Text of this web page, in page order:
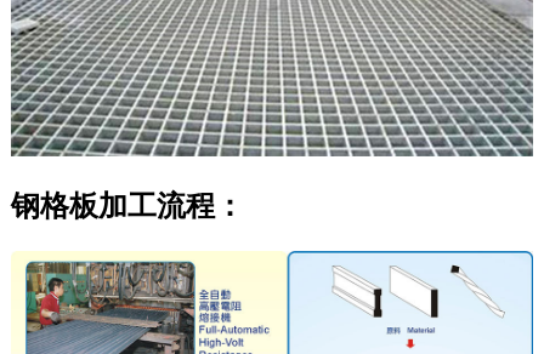
钢格板加工流程：